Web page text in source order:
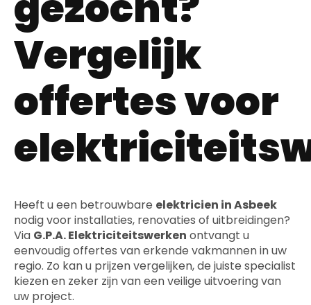
Vergelijk
offertes voor
Heeft u een betrouwbare elektricien in Asbeek
nodig voor installaties, renovaties of uitbreidingen?
Via G.P.A. Elektriciteitswerken ontvangt u
eenvoudig offertes van erkende vakmannen in uw
regio. Zo kan u prijzen vergelijken, de juiste specialist
kiezen en zeker zijn van een veilige uitvoering van
uw project.